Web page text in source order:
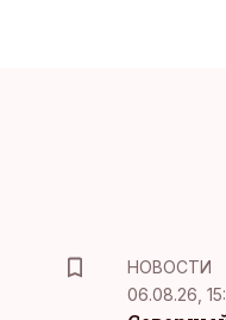
НОВОСТИ
06.08.26,